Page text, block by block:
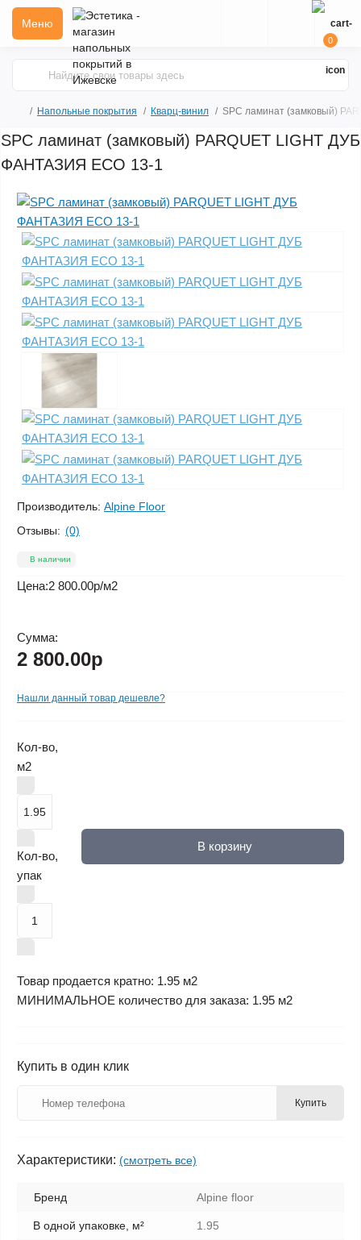
Меню
0
Напольные покрытия Кварц-винил SPC ламинат (замковый)
SPC ламинат (замковый) PARQUET LIGHT ДУБ
ФАНТАЗИЯ ЕСО 13-1
Производитель: Alpine Floor
Отзывы: (0)
В наличии
Цена:2 800.00р/м2
Сумма:
2 800.00р
Нашли данный товар дешевле?
Кол-во,
м2
Кол-во,
упак
В корзину
Товар продается кратно: 1.95 м2
МИНИМАЛЬНОЕ количество для заказа: 1.95 м2
Купить в один клик
Купить
Характеристики: (смотреть все)
Бренд Alpine floor
В одной упаковке, м² 1.95